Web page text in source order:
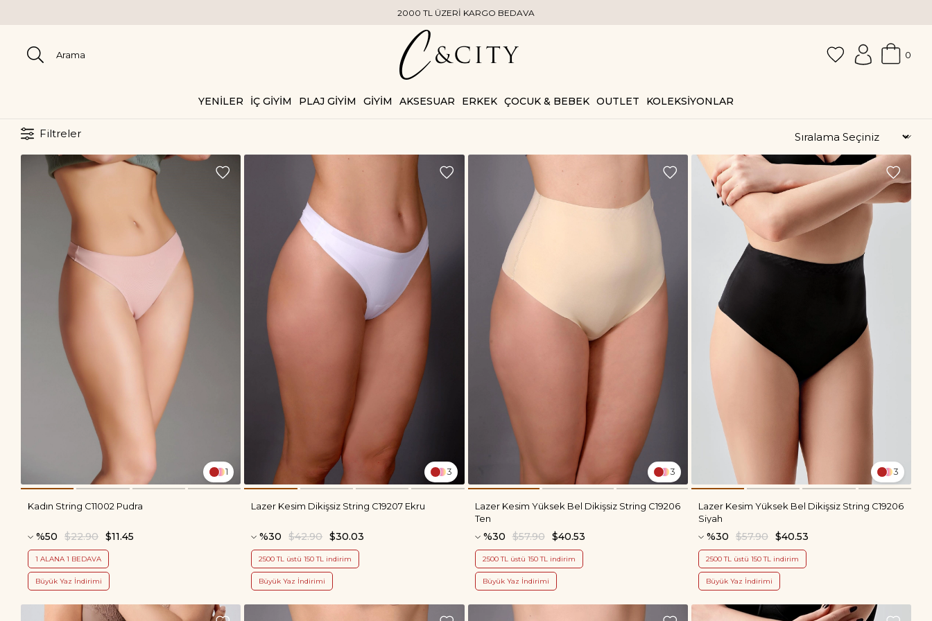
0
YENİLER İÇ GİYİM PLAJ GİYİM GİYİM AKSESUAR ERKEK ÇOCUK & BEBEK OUTLET KOLEKSİYONLAR
Filtreler
1
Kadın String C11002 Pudra
%50 $11.45
$22.90
1 ALANA 1 BEDAVA
Büyük Yaz İndirimi
3
Lazer Kesim Dikişsiz String C19207 Ekru
%30 $30.03
$42.90
2500 TL üstü 150 TL indirim
Büyük Yaz İndirimi
3
Lazer Kesim Yüksek Bel Dikişsiz String C19206
Ten
%30 $40.53
$57.90
2500 TL üstü 150 TL indirim
Büyük Yaz İndirimi
3
Lazer Kesim Yüksek Bel Dikişsiz String C19206
Siyah
%30 $40.53
$57.90
2500 TL üstü 150 TL indirim
Büyük Yaz İndirimi